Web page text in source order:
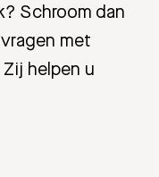
Schroom dan
met
helpen u